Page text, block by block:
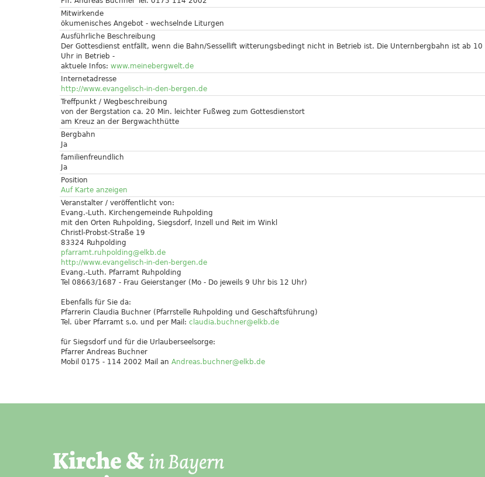
Mitwirkende
ökumenisches Angebot - wechselnde Liturgen
Ausführliche Beschreibung
Der Gottesdienst entfällt, wenn die Bahn/Sessellift witterungsbedingt nicht in Betrieb ist. Die Unternbergbahn ist ab 10
Uhr in Betrieb -
aktuele Infos: www.meinebergwelt.de
Internetadresse
http://www.evangelisch-in-den-bergen.de
Treffpunkt / Wegbeschreibung
von der Bergstation ca. 20 Min. leichter Fußweg zum Gottesdienstort
am Kreuz an der Bergwachthütte
Bergbahn
Ja
familienfreundlich
Ja
Position
Auf Karte anzeigen
Veranstalter / veröffentlicht von:
Evang.-Luth. Kirchengemeinde Ruhpolding
mit den Orten Ruhpolding, Siegsdorf, Inzell und Reit im Winkl
Christl-Probst-Straße 19
83324 Ruhpolding
pfarramt.ruhpolding@elkb.de
http://www.evangelisch-in-den-bergen.de
Evang.-Luth. Pfarramt Ruhpolding
Tel 08663/1687 - Frau Geierstanger (Mo - Do jeweils 9 Uhr bis 12 Uhr)
Ebenfalls für Sie da:
Pfarrerin Claudia Buchner (Pfarrstelle Ruhpolding und Geschäftsführung)
Tel. über Pfarramt s.o. und per Mail: claudia.buchner@elkb.de
für Siegsdorf und für die Urlauberseelsorge:
Pfarrer Andreas Buchner
Mobil 0175 - 114 2002 Mail an Andreas.buchner@elkb.de